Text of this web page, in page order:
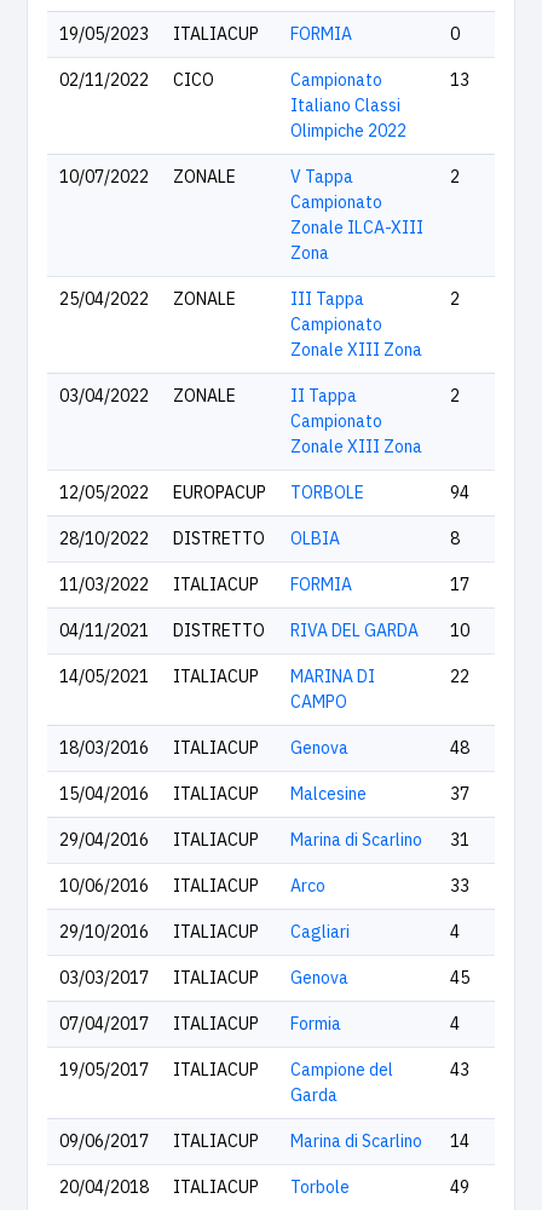
19/05/2023 ITALIACUP FORMIA 0
02/11/2022 CICO
Campionato
Italiano Classi
Olimpiche 2022
13
10/07/2022 ZONALE
V Tappa
Campionato
Zonale ILCA-XIII
Zona
2
25/04/2022 ZONALE
III Tappa
Campionato
Zonale XIII Zona
2
03/04/2022 ZONALE
II Tappa
Campionato
Zonale XIII Zona
2
12/05/2022 EUROPACUP TORBOLE 94
28/10/2022 DISTRETTO OLBIA 8
11/03/2022 ITALIACUP FORMIA 17
04/11/2021 DISTRETTO RIVA DEL GARDA 10
14/05/2021 ITALIACUP
MARINA DI
CAMPO
22
18/03/2016 ITALIACUP Genova 48
15/04/2016 ITALIACUP Malcesine 37
29/04/2016 ITALIACUP Marina di Scarlino 31
10/06/2016 ITALIACUP Arco 33
29/10/2016 ITALIACUP Cagliari 4
03/03/2017 ITALIACUP Genova 45
07/04/2017 ITALIACUP Formia 4
19/05/2017 ITALIACUP
Campione del
Garda
43
09/06/2017 ITALIACUP Marina di Scarlino 14
20/04/2018 ITALIACUP Torbole 49